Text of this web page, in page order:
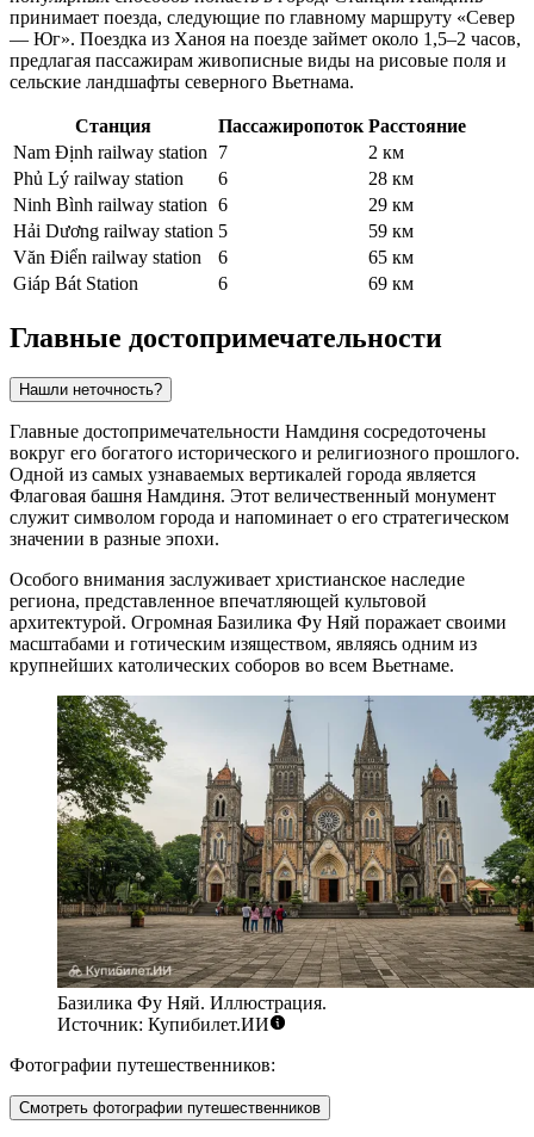
принимает поезда, следующие по главному маршруту «Север
— Юг». Поездка из Ханоя на поезде займет около 1,5–2 часов,
предлагая пассажирам живописные виды на рисовые поля и
сельские ландшафты северного Вьетнама.
Станция Пассажиропоток Расстояние
Nam Định railway station
7
2 км
Phủ Lý railway station
6
28 км
Ninh Bình railway station 6
29 км
Hải Dương railway station 5
59 км
Văn Điển railway station
6
65 км
Giáp Bát Station
6 69 км
Главные достопримечательности
Нашли неточность?
Главные достопримечательности Намдиня сосредоточены
вокруг его богатого исторического и религиозного прошлого.
Одной из самых узнаваемых вертикалей города является
Флаговая башня Намдиня. Этот величественный монумент
служит символом города и напоминает о его стратегическом
значении в разные эпохи.
Особого внимания заслуживает христианское наследие
региона, представленное впечатляющей культовой
архитектурой. Огромная Базилика Фу Няй поражает своими
масштабами и готическим изяществом, являясь одним из
крупнейших католических соборов во всем Вьетнаме.
Базилика Фу Няй. Иллюстрация.
Источник: Купибилет.ИИ
Фотографии путешественников:
Смотреть фотографии путешественников